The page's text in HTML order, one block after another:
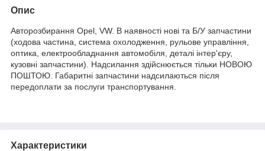
Опис
Авторозбирання Opel, VW. В наявності нові та Б/У запчастини
(ходова частина, система охолодження, рульове управління,
оптика, електрообладнання автомобіля, деталі інтер'єру,
кузовні запчастини). Надсилання здійснюється тільки НОВОЮ
ПОШТОЮ. Габаритні запчастини надсилаються після
передоплати за послуги транспортування.
Характеристики